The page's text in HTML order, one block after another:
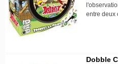
entre
Dobble